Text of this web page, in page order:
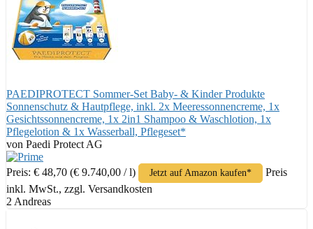
PAEDIPROTECT Sommer-Set Baby- & Kinder Produkte
Sonnenschutz & Hautpflege, inkl. 2x Meeressonnencreme, 1x
Gesichtssonnencreme, 1x 2in1 Shampoo & Waschlotion, 1x
Pflegelotion & 1x Wasserball, Pflegeset*
von Paedi Protect AG
Preis: € 48,70 (€ 9.740,00 / l) Jetzt auf Amazon kaufen*
Preis
inkl. MwSt., zzgl. Versandkosten
2 Andreas